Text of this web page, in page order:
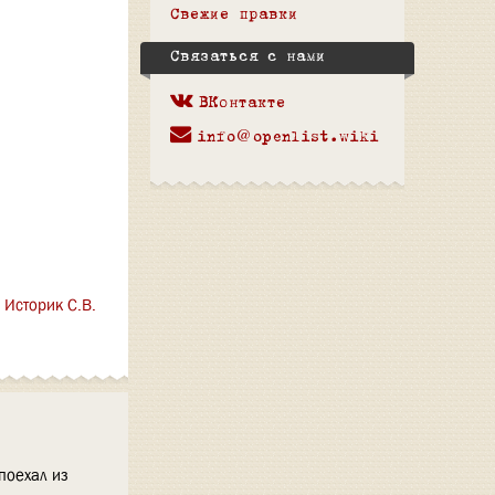
Историк С.В.
из
Свежие правки
Связаться с нами
ВКонтакте
info@openlist.wiki